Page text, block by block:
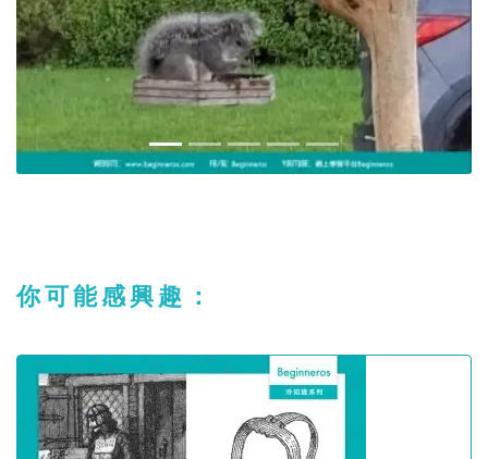
你可能感興趣：